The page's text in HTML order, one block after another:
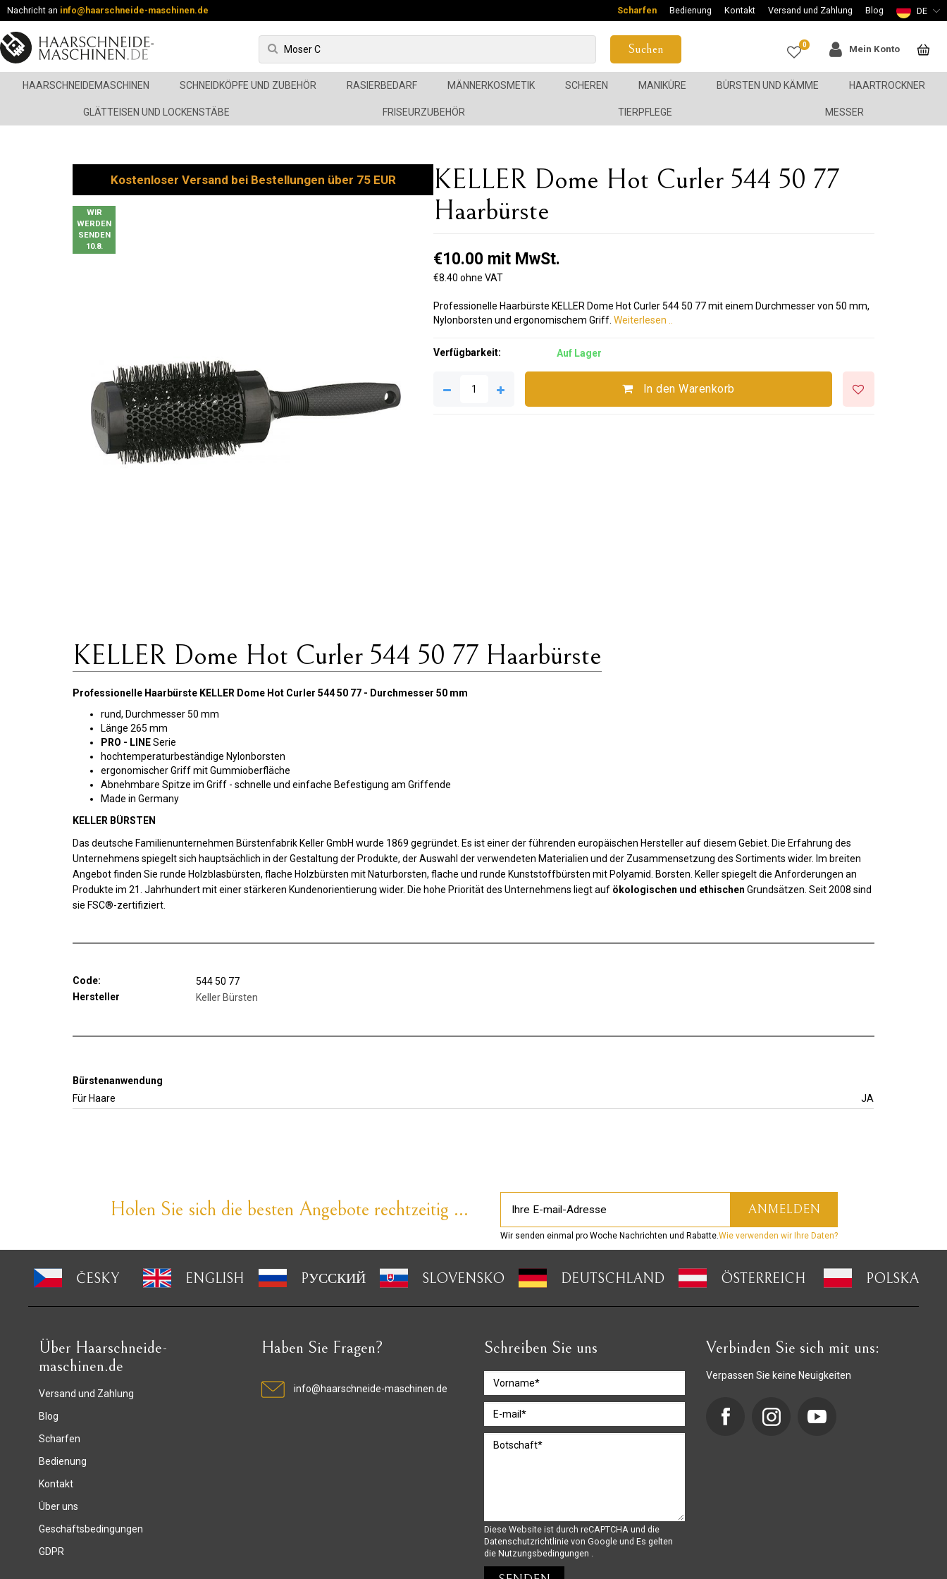
Nachricht an info@haarschneide-maschinen.de Scharfen Bedienung Kontakt Versand und Zahlung Blog DE
Suchen 0 Mein Konto
HAARSCHNEIDEMASCHINEN SCHNEIDKÖPFE UND ZUBEHÖR RASIERBEDARF MÄNNERKOSMETIK SCHEREN MANIKÜRE BÜRSTEN UND KÄMME HAARTROCKNER
GLÄTTEISEN UND LOCKENSTÄBE FRISEURZUBEHÖR TIERPFLEGE MESSER
Kostenloser Versand bei Bestellungen über 75 EUR
WIR
WERDEN
SENDEN
10.8.
KELLER Dome Hot Curler 544 50 77
Haarbürste
€10.00 mit MwSt.
€8.40 ohne VAT
Professionelle Haarbürste KELLER Dome Hot Curler 544 50 77 mit einem Durchmesser von 50 mm,
Nylonborsten und ergonomischem Griff.Weiterlesen ..
Verfügbarkeit: Auf Lager
In den Warenkorb
KELLER Dome Hot Curler 544 50 77 Haarbürste
Professionelle Haarbürste KELLER Dome Hot Curler 544 50 77 - Durchmesser 50 mm
rund, Durchmesser 50 mm
Länge 265 mm
PRO - LINESerie
hochtemperaturbeständige Nylonborsten
ergonomischer Griff mit Gummioberfläche
Abnehmbare Spitze im Griff - schnelle und einfache Befestigung am Griffende
Made in Germany
KELLER BÜRSTEN
Das deutsche Familienunternehmen Bürstenfabrik Keller GmbH wurde 1869 gegründet. Es ist einer der führenden europäischen Hersteller auf diesem Gebiet. Die Erfahrung des
Unternehmens spiegelt sich hauptsächlich in der Gestaltung der Produkte, der Auswahl der verwendeten Materialien und der Zusammensetzung des Sortiments wider. Im breiten
Angebot finden Sie runde Holzblasbürsten, flache Holzbürsten mit Naturborsten, flache und runde Kunststoffbürsten mit Polyamid. Borsten. Keller spiegelt die Anforderungen an
Produkte im 21. Jahrhundert mit einer stärkeren Kundenorientierung wider. Die hohe Priorität des Unternehmens liegt auf ökologischen und ethischen Grundsätzen. Seit 2008 sind
sie FSC®-zertifiziert.
Code:
544 50 77
Hersteller
Keller Bürsten
Bürstenanwendung
Für Haare
JA
Holen Sie sich die besten Angebote rechtzeitig ...
Wir senden einmal pro Woche Nachrichten und Rabatte.Wie verwenden wir Ihre Daten?
ČESKY ENGLISH PУССКИЙ SLOVENSKO DEUTSCHLAND ÖSTERREICH POLSKA
Über Haarschneide-
maschinen.de
Versand und Zahlung
Blog
Scharfen
Bedienung
Kontakt
Über uns
Geschäftsbedingungen
GDPR
Haben Sie Fragen?
info@haarschneide-maschinen.de
Schreiben Sie uns
Diese Website ist durch reCAPTCHA und die
Datenschutzrichtlinie von Google und Es gelten
die Nutzungsbedingungen .
Verbinden Sie sich mit uns:
Verpassen Sie keine Neuigkeiten